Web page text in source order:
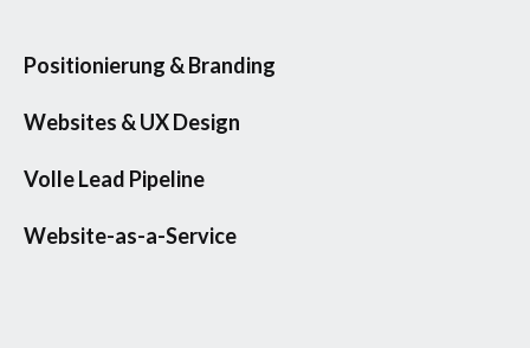
Positionierung & Branding
Websites & UX Design
Volle Lead Pipeline
Website-as-a-Service